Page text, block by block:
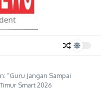
“Guru Jangan Sampai
Smart 2026